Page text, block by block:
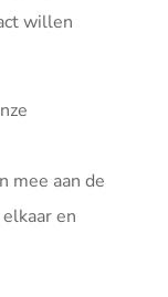
willen
mee aan de
en